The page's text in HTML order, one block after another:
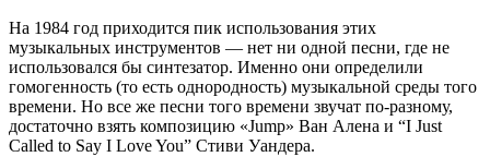
На 1984 год приходится пик использования этих
музыкальных инструментов — нет ни одной песни, где не
использовался бы синтезатор. Именно они определили
гомогенность (то есть однородность) музыкальной среды того
времени. Но все же песни того времени звучат по-разному,
достаточно взять композицию «Jump» Ван Алена и “I Just
Called to Say I Love You” Стиви Уандера.